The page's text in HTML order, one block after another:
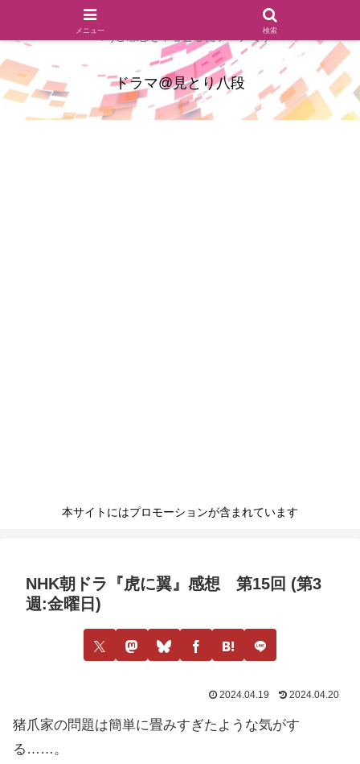
ドラマのシーンとセリフを切り取ったあらすじレビュー(復習ネタ
バレ)と感想を中心としたブログです
ドラマ@見とり八段
本サイトにはプロモーションが含まれています
NHK朝ドラ『虎に翼』感想 第15回 (第3
週:金曜日)
2024.04.19 2024.04.20
猪爪家の問題は簡単に畳みすぎたような気がす
る……。
メニュー 検索